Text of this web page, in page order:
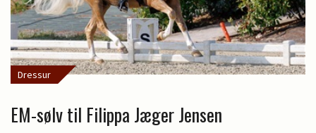
Dressur
EM-sølv til Filippa Jæger Jensen